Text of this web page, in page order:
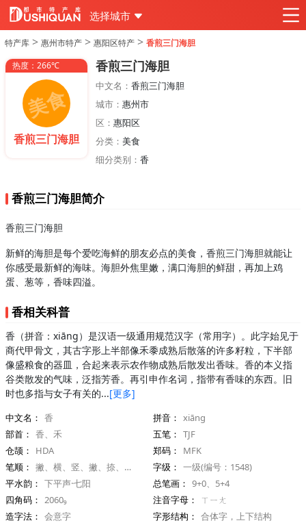
选择城市
特产库 > 惠州市特产 > 惠阳区特产 > 香煎三门海胆
热度：266℃
香煎三门海胆
香煎三门海胆
中文名： 香煎三门海胆
城市： 惠州市
区： 惠阳区
分类： 美食
细分类别： 香
香煎三门海胆简介
香煎三门海胆
新鲜的海胆是每个爱吃海鲜的朋友必点的美食，香煎三门海胆就能让
你感受最新鲜的海味。海胆外焦里嫩，满口海胆的鲜甜，再加上鸡
蛋、葱等，香味四溢。
香相关科普
香（拼音：xiāng）是汉语一级通用规范汉字（常用字）。此字始见于
商代甲骨文，其古字形上半部像禾黍成熟后散落的许多籽粒，下半部
像盛粮食的器皿，合起来表示农作物成熟后散发出香味。香的本义指
谷类散发的气味，泛指芳香。再引申作名词，指带有香味的东西。旧
时也多指与女子有关的...[更多]
中文名： 香 拼音： xiāng
部首： 香、禾 五笔： TJF
仓颉：
HDA 郑码：
MFK
笔顺： 撇、横、竖、撇、捺、竖、横折、横、横 字级： 一级(编号：1548)
平水韵： 下平声·七阳 总笔画： 9+0、5+4
四角码： 2060₉ 注音字母：
ㄒㄧㄤ
造字法： 会意字 字形结构： 合体字，上下结构